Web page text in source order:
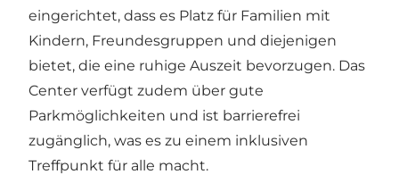
eingerichtet, dass es Platz für Familien mit
Kindern, Freundesgruppen und diejenigen
bietet, die eine ruhige Auszeit bevorzugen. Das
Center verfügt zudem über gute
Parkmöglichkeiten und ist barrierefrei
zugänglich, was es zu einem inklusiven
Treffpunkt für alle macht.